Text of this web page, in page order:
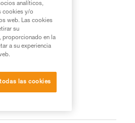
analíticos,
cookies y/o
web. Las cookies
su
proporcionado en la
a su experiencia
las cookies